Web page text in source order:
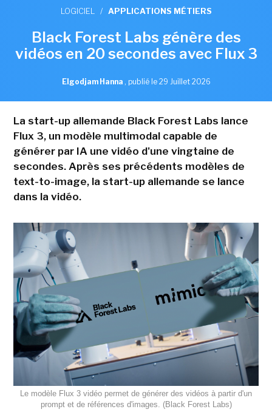
LOGICIEL / APPLICATIONS MÉTIERS
Black Forest Labs génère des
vidéos en 20 secondes avec Flux 3
Elgodjam Hanna , publié le 29 Juillet 2026
La start-up allemande Black Forest Labs lance
Flux 3, un modèle multimodal capable de
générer par IA une vidéo d'une vingtaine de
secondes. Après ses précédents modèles de
text-to-image, la start-up allemande se lance
dans la vidéo.
Le modèle Flux 3 vidéo permet de générer des vidéos à partir d'un
prompt et de références d'images. (Black Forest Labs)